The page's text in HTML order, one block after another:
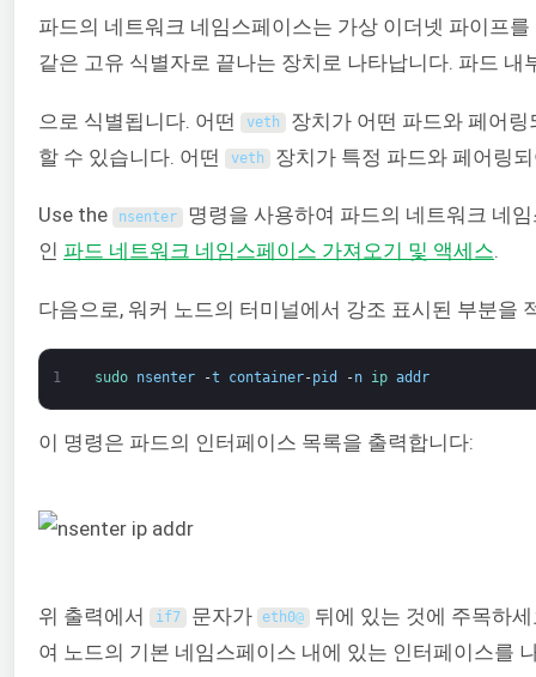
파드의 네트워크 네임스페이스는 가상 이더넷 파이프
같은 고유 식별자로 끝나는 장치로 나타납니다. 파드
으로 식별됩니다. 어떤 veth 장치가 어떤 파드와 페어링
할 수 있습니다. 어떤
veth 장치가 특정 파드와 페어링
Use the nsenter 명령을 사용하여 파드의 네트워크 네
인 파드 네트워크 네임스페이스 가져오기 및 액세스.
다음으로, 워커 노드의 터미널에서 강조 표시된 부분을
1 sudo nsenter -t container-pid -n ip addr
이 명령은 파드의 인터페이스 목록을 출력합니다:
위 출력에서 if7 문자가 eth0@
뒤에 있는 것에 주목하
여 노드의 기본 네임스페이스 내에 있는 인터페이스를